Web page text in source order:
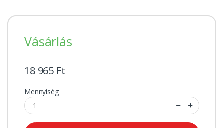
Vásárlás
18 965 Ft
Mennyiség